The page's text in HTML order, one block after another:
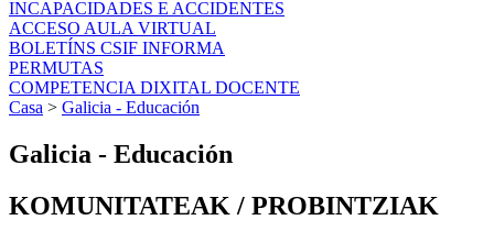
INCAPACIDADES E ACCIDENTES
ACCESO AULA VIRTUAL
BOLETÍNS CSIF INFORMA
PERMUTAS
COMPETENCIA DIXITAL DOCENTE
Casa > Galicia - Educación
Galicia - Educación
KOMUNITATEAK / PROBINTZIAK